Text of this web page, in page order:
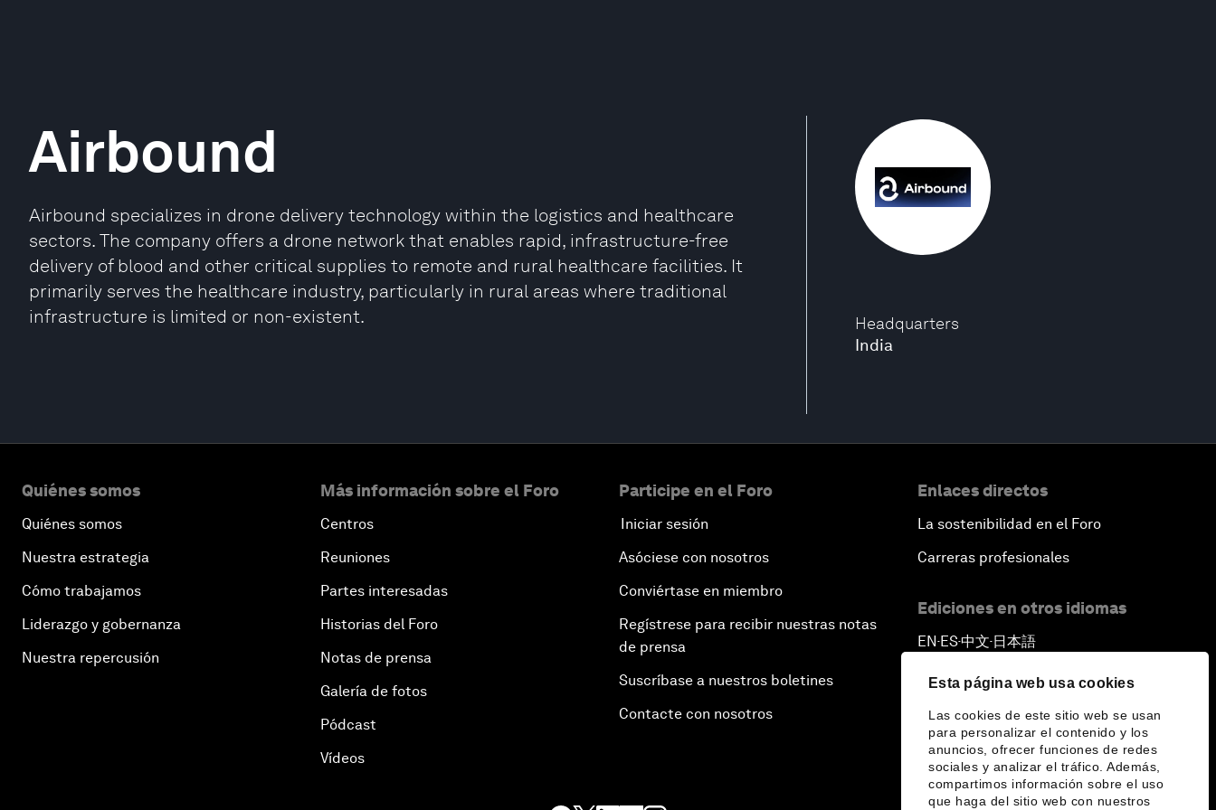
Esta página web usa cookies
Las cookies de este sitio web se usan
para personalizar el contenido y los
anuncios, ofrecer funciones de redes
sociales y analizar el tráfico. Además,
compartimos información sobre el uso
que haga del sitio web con nuestros
Headquarters
India
Airbound
Airbound specializes in drone delivery technology within the logistics and healthcare
sectors. The company offers a drone network that enables rapid, infrastructure-free
delivery of blood and other critical supplies to remote and rural healthcare facilities. It
primarily serves the healthcare industry, particularly in rural areas where traditional
infrastructure is limited or non-existent.
Quiénes somos
Quiénes somos
Nuestra estrategia
Cómo trabajamos
Liderazgo y gobernanza
Nuestra repercusión
Más información sobre el Foro
Centros
Reuniones
Partes interesadas
Historias del Foro
Notas de prensa
Galería de fotos
Pódcast
Vídeos
Participe en el Foro
Iniciar sesión
Asóciese con nosotros
Conviértase en miembro
Regístrese para recibir nuestras notas
de prensa
Suscríbase a nuestros boletines
Contacte con nosotros
Enlaces directos
La sostenibilidad en el Foro
Carreras profesionales
Ediciones en otros idiomas
EN ▪ES▪中文▪ 日本語